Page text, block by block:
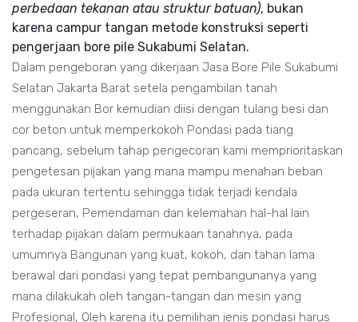
perbedaan tekanan atau struktur batuan), bukan
karena campur tangan metode konstruksi seperti
pengerjaan bore pile Sukabumi Selatan.
Dalam pengeboran yang dikerjaan Jasa Bore Pile Sukabumi
Selatan Jakarta Barat setela pengambilan tanah
menggunakan Bor kemudian diisi dengan tulang besi dan
cor beton untuk memperkokoh Pondasi pada tiang
pancang, sebelum tahap pengecoran kami memprioritaskan
pengetesan pijakan yang mana mampu menahan beban
pada ukuran tertentu sehingga tidak terjadi kendala
pergeseran, Pemendaman dan kelemahan hal-hal lain
terhadap pijakan dalam permukaan tanahnya, pada
umumnya Bangunan yang kuat, kokoh, dan tahan lama
berawal dari pondasi yang tepat pembangunanya yang
mana dilakukah oleh tangan-tangan dan mesin yang
Profesional, Oleh karena itu pemilihan jenis pondasi harus